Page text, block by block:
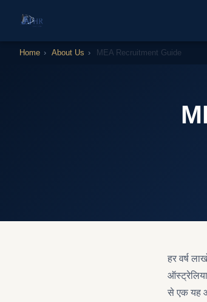
Home › About Us › MEA Recruitment Guide
हर वर्ष
से एक यह